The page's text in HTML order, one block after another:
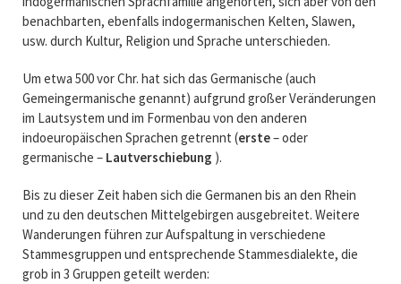
benachbarten, ebenfalls indogermanischen Kelten, Slawen,
usw. durch Kultur, Religion und Sprache unterschieden.
Um etwa 500 vor Chr. hat sich das Germanische (auch
Gemeingermanische genannt) aufgrund großer Veränderungen
im Lautsystem und im Formenbau von den anderen
indoeuropäischen Sprachen getrennt (erste– oder
germanische – Lautverschiebung ).
Bis zu dieser Zeit haben sich die Germanen bis an den Rhein
und zu den deutschen Mittelgebirgen ausgebreitet. Weitere
Wanderungen führen zur Aufspaltung in verschiedene
Stammesgruppen und entsprechende Stammesdialekte, die
grob in 3 Gruppen geteilt werden: